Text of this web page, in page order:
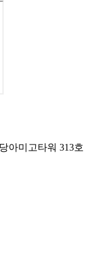
아미고타워 313호